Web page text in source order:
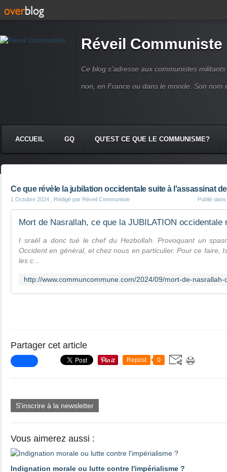
Réveil Communiste
Ce blog s'adresse aux communistes
non, en France ou dans le monde. Son nom
ACCUEIL GQ QU'EST CE QUE LE COMMUNISME?
Ce que révèle la jubilation occidentale suite à l'assassinat
1 Octobre 2024 , Rédigé par Réveil Communiste Publié dans
I sraël a donc tué le chef du Hezbollah. Provoquant un
Occident en général, et chez nous en particulier. Pour ce faire,
les c...
Partager cet article
Repost 0
S'inscrire à la newsletter
Vous aimerez aussi :
Indignation morale ou lutte contre l'impérialisme ?